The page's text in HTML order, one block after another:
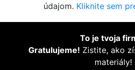
údajom. Kliknite sem
To je tvoja
Gratulujeme! Zistite, ako
materiály!